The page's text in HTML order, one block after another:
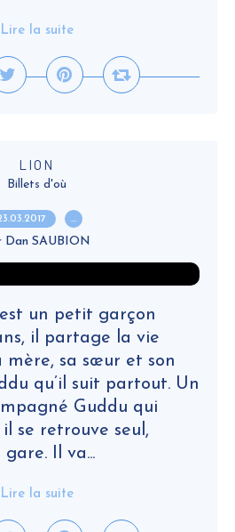
Lire la suite
LION
Billets d'où
…
Dan SAUBION
un petit garçon
il partage la vie
mère, sa sœur et son
qu’il suit partout. Un
Guddu qui
se retrouve seul,
Il va...
Lire la suite